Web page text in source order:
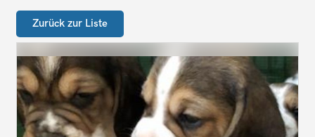
Zurück zur Liste